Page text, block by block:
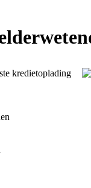
kredietoplading